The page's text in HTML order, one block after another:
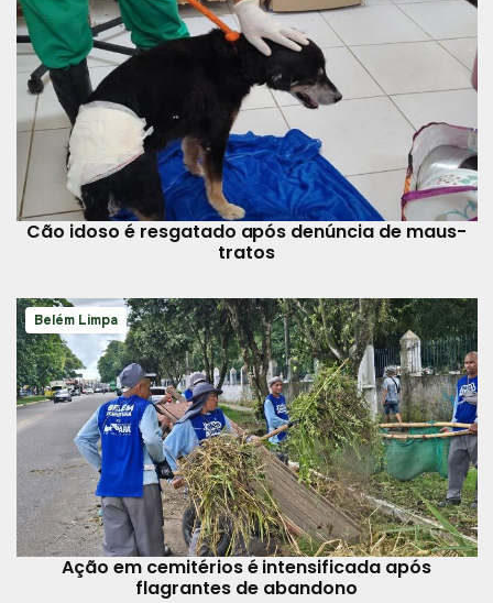
Cão idoso é resgatado após denúncia de maus-
tratos
Belém Limpa
Ação em cemitérios é intensificada após
flagrantes de abandono